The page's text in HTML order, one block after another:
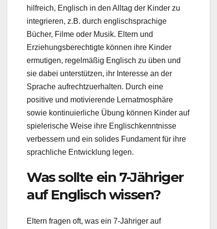
hilfreich, Englisch in den Alltag der Kinder zu
integrieren, z.B. durch englischsprachige
Bücher, Filme oder Musik. Eltern und
Erziehungsberechtigte können ihre Kinder
ermutigen, regelmäßig Englisch zu üben und
sie dabei unterstützen, ihr Interesse an der
Sprache aufrechtzuerhalten. Durch eine
positive und motivierende Lernatmosphäre
sowie kontinuierliche Übung können Kinder auf
spielerische Weise ihre Englischkenntnisse
verbessern und ein solides Fundament für ihre
sprachliche Entwicklung legen.
Was sollte ein 7-Jähriger
auf Englisch wissen?
Eltern fragen oft, was ein 7-Jähriger auf